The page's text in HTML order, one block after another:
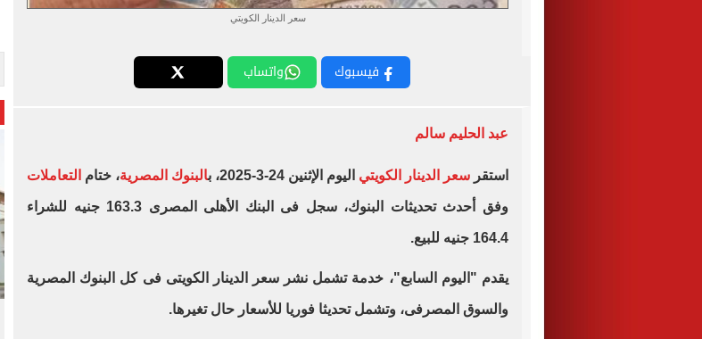
سعر الدينار الكويتي
فيسبوك واتساب
عبد الحليم سالم
استقر سعر الدينار الكويتي اليوم الإثنين 24-3-2025، ب البنوك المصرية، ختام التعاملات
وفق أحدث تحديثات البنوك، سجل فى البنك الأهلى المصرى 163.3 جنيه للشراء
164.4 جنيه للبيع.
يقدم "اليوم السابع"، خدمة تشمل نشر سعر الدينار الكويتى فى كل البنوك المصرية
والسوق المصرفى، وتشمل تحديثا فوريا للأسعار حال تغيرها.